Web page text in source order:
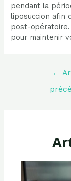
pendant la
liposuccion afin
post-opératoire.
pour maintenir
l’article
←